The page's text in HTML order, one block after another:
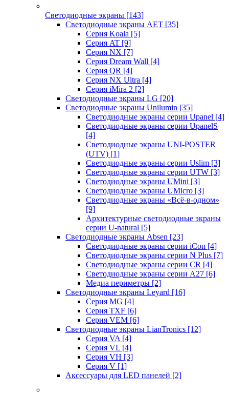
Светодиодные экраны [143]
Светодиодные экраны AET [35]
Cерия Koala [5]
Серия AT [9]
Серия NX [7]
Серия Dream Wall [4]
Серия QR [4]
Серия NX Ultra [4]
Серия iMira 2 [2]
Светодиодные экраны LG [20]
Светодиодные экраны Unilumin [35]
Светодиодные экраны серии Upanel [4]
Светодиодные экраны серии UpanelS
[4]
Светодиодные экраны UNI-POSTER
(UTV) [1]
Светодиодные экраны серии Uslim [3]
Светодиодные экраны серии UTW [3]
Светодиодные экраны UMini [3]
Светодиодные экраны UMicro [3]
Светодиодные экраны «Всё-в-одном»
[9]
Архитектурные светодиодные экраны
серии U-natural [5]
Светодиодные экраны Absen [23]
Светодиодные экраны серии iCon [4]
Светодиодные экраны серии N Plus [7]
Светодиодные экраны серии CR [4]
Светодиодные экраны серии А27 [6]
Медиа периметры [2]
Светодиодные экраны Leyard [16]
Серия MG [4]
Серия TXF [6]
Серия VEM [6]
Светодиодные экраны LianTronics [12]
Серия VA [4]
Серия VL [4]
Серия VH [3]
Серия V [1]
Аксессуары для LED панелей [2]